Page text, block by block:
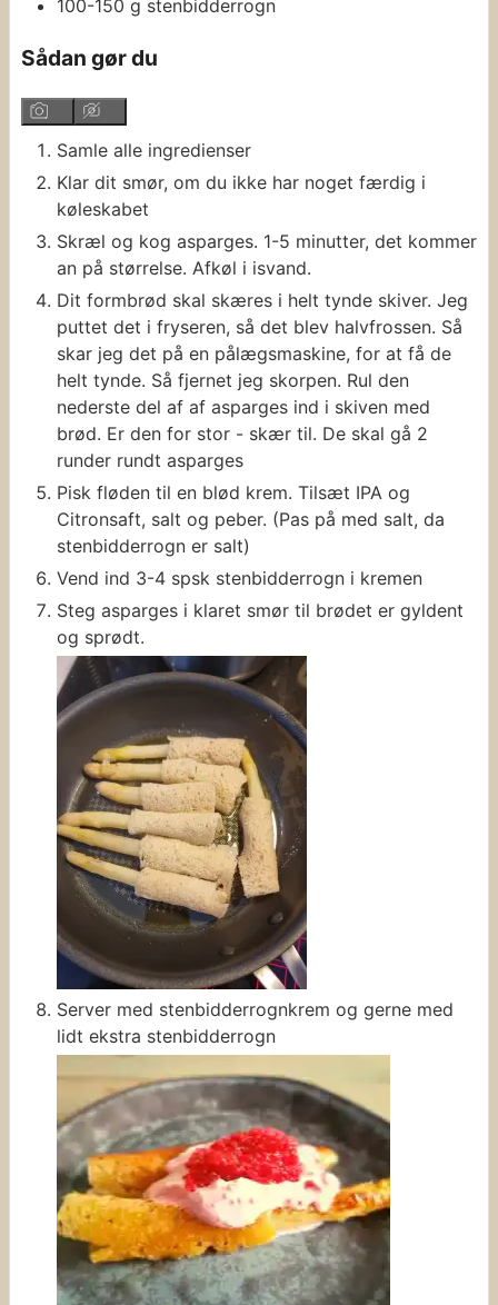
100-150 g stenbidderrogn
Sådan gør du
Samle alle ingredienser
Klar dit smør, om du ikke har noget færdig i
køleskabet
Skræl og kog asparges. 1-5 minutter, det kommer
an på størrelse. Afkøl i isvand.
Dit formbrød skal skæres i helt tynde skiver. Jeg
puttet det i fryseren, så det blev halvfrossen. Så
skar jeg det på en pålægsmaskine, for at få de
helt tynde. Så fjernet jeg skorpen. Rul den
nederste del af af asparges ind i skiven med
brød. Er den for stor - skær til. De skal gå 2
runder rundt asparges
Pisk fløden til en blød krem. Tilsæt IPA og
Citronsaft, salt og peber. (Pas på med salt, da
stenbidderrogn er salt)
Vend ind 3-4 spsk stenbidderrogn i kremen
Steg asparges i klaret smør til brødet er gyldent
og sprødt.
Server med stenbidderrognkrem og gerne med
lidt ekstra stenbidderrogn